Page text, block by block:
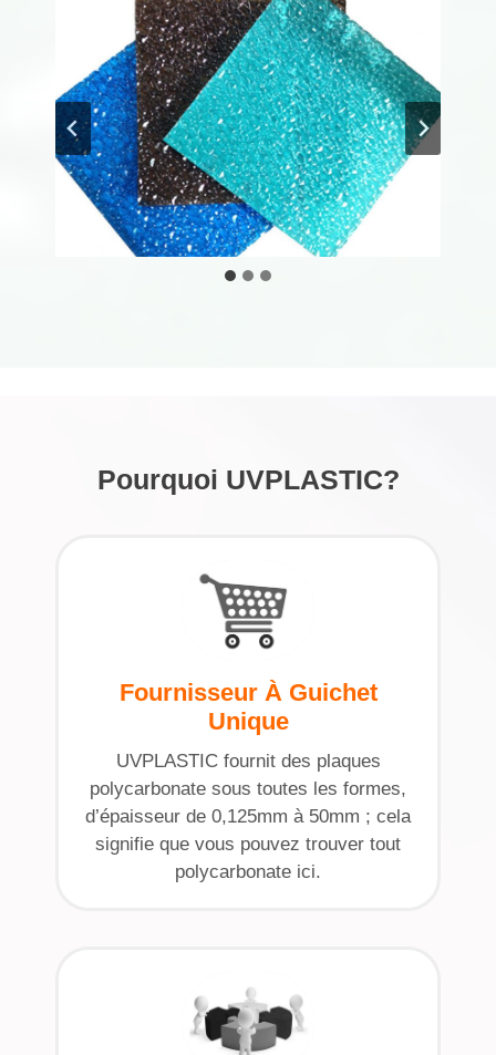
Pourquoi UVPLASTIC?
Fournisseur À Guichet
Unique
UVPLASTIC fournit des plaques
polycarbonate sous toutes les formes,
d’épaisseur de 0,125mm à 50mm ; cela
signifie que vous pouvez trouver tout
polycarbonate ici.